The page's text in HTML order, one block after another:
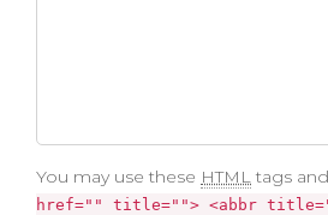
You may use these HTML tags
href="" title=""> <abbr